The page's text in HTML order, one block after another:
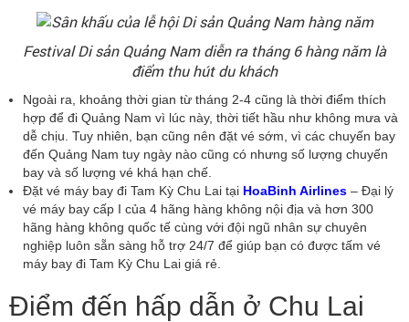
Festival Di sản Quảng Nam diễn ra tháng 6 hàng năm là
điểm thu hút du khách
Ngoài ra, khoảng thời gian từ tháng 2-4 cũng là thời điểm thích
hợp để đi Quảng Nam vì lúc này, thời tiết hầu như không mưa và
dễ chịu. Tuy nhiên, bạn cũng nên đặt vé sớm, vì các chuyến bay
đến Quảng Nam tuy ngày nào cũng có nhưng số lượng chuyến
bay và số lượng vé khá hạn chế.
Đặt vé máy bay đi Tam Kỳ Chu Lai tại HoaBinh Airlines – Đại lý
vé máy bay cấp I của 4 hãng hàng không nội địa và hơn 300
hãng hàng không quốc tế cùng với đội ngũ nhân sự chuyên
nghiệp luôn sẵn sàng hỗ trợ 24/7 để giúp bạn có được tấm vé
máy bay đi Tam Kỳ Chu Lai giá rẻ.
Điểm đến hấp dẫn ở Chu Lai